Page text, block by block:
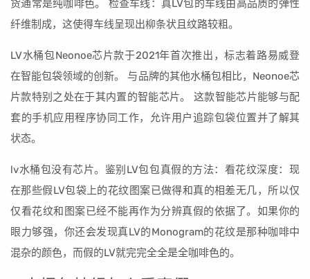
货通常是纯咖啡色。 检查车线：真LV包的车线由高品质的弹性
纤维制成，这使得车线呈现出柳条状且纹路较粗。
LV水桶包Neonoe芯片款于2021年首次推出，标志着路易威登
在智能包袋领域的创新。 与品牌的其他水桶包相比，Neonoe芯
片款特别之处在于其内置的智能芯片。 这款智能芯片能够与配
套的手机应用程序协同工作，允许用户追踪包袋位置并了解其
状态。
lv水桶包没有芯片。鉴别LV包包真假的方法：看花纹深度：现
在那些假LV包袋上的花纹图案已做得和真的相差无几，所以仅
仅看花纹和图案已经不能再作为分辨真假的依据了。如果你的
眼力够强，你还会发现真LV的Monogram的花纹是那种咖啡中
混杂的颜色，而假的LV就完完全全是全咖啡色的。